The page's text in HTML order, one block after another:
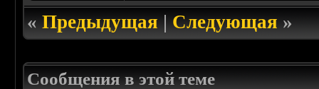
«Предыдущая|Следующая»
Сообщения в этой теме